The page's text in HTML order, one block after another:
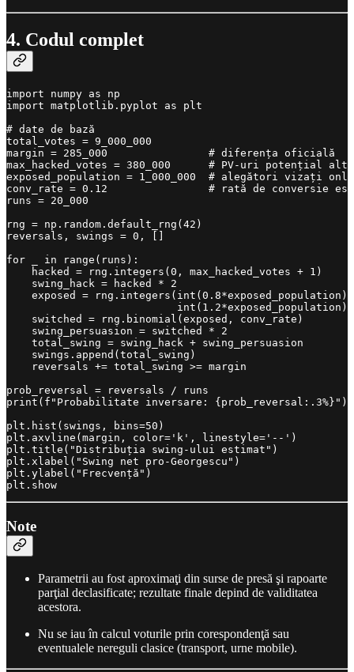
4. Codul complet
import numpy as np
import matplotlib.pyplot as plt
# date de bază
total_votes = 9_000_000
margin = 285_000                # diferența oficială
max_hacked_votes = 380_000      # PV-uri potențial
exposed_population = 1_000_000  # alegători vizați
conv_rate = 0.12                # rată de conversie
runs = 20_000
rng = np.random.default_rng(42)
reversals, swings = 0, []
for _ in range(runs):
    hacked = rng.integers(0, max_hacked_votes + 1)
    swing_hack = hacked * 2
    exposed = rng.integers(int(0.8*exposed_population),
                           int(1.2*exposed_population))
    switched = rng.binomial(exposed, conv_rate)
    swing_persuasion = switched * 2
    total_swing = swing_hack + swing_persuasion
    swings.append(total_swing)
    reversals += total_swing >= margin
prob_reversal = reversals / runs
print(f"Probabilitate inversare: {prob_reversal:.3%}")
plt.hist(swings, bins=50)
plt.axvline(margin, color='k', linestyle='--')
plt.title("Distribuția swing-ului estimat")
plt.xlabel("Swing net pro-Georgescu")
plt.ylabel("Frecvență")
Note
Parametrii au fost aproximaţi din surse de presă şi rapoarte
parţial declasificate; rezultate finale depind de validitatea
acestora.
Nu se iau în calcul voturile prin corespondenţă sau
eventualele nereguli clasice (transport, urne mobile).